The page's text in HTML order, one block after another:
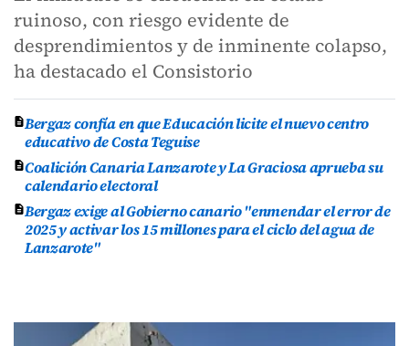
ruinoso, con riesgo evidente de
desprendimientos y de inminente colapso,
ha destacado el Consistorio
Bergaz confía en que Educación licite el nuevo centro
educativo de Costa Teguise
Coalición Canaria Lanzarote y La Graciosa aprueba su
calendario electoral
Bergaz exige al Gobierno canario "enmendar el error de
2025 y activar los 15 millones para el ciclo del agua de
Lanzarote"